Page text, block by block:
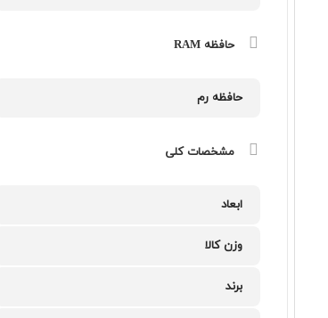
حافظه RAM
حافظه رم
مشخصات کلی
ابعاد
وزن کالا
برند